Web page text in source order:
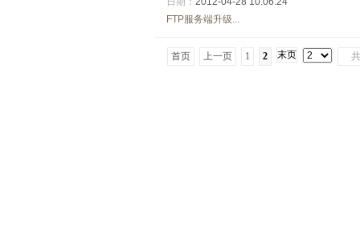
FTP服务端升级...
首页 上一页 1 2 末页 共